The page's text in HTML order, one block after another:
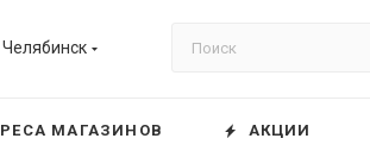
Челябинск
МАГАЗИНОВ АКЦИИ